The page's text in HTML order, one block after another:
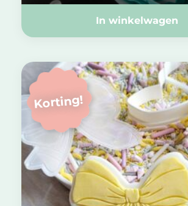
In winkelwagen
Korting!